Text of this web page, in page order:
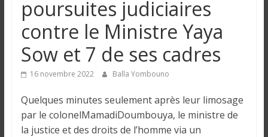
u
e
poursuites judiciaires
contre le Ministre Yaya
Sow et 7 de ses cadres
16 novembre 2022 Balla Yombouno
Quelques minutes seulement après leur limosage
par le colonelMamadiDoumbouya, le ministre de
la justice et des droits de l’homme via un